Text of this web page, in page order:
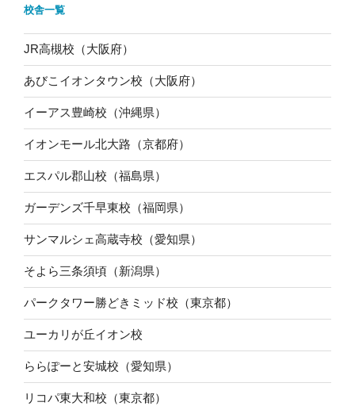
校舎一覧
JR高槻校（大阪府）
あびこイオンタウン校（大阪府）
イーアス豊崎校（沖縄県）
イオンモール北大路（京都府）
エスパル郡山校（福島県）
ガーデンズ千早東校（福岡県）
サンマルシェ高蔵寺校（愛知県）
そよら三条須頃（新潟県）
パークタワー勝どきミッド校（東京都）
ユーカリが丘イオン校
ららぽーと安城校（愛知県）
リコパ東大和校（東京都）